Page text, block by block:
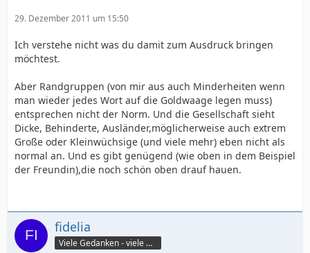
29. Dezember 2011 um 15:50
Ich verstehe nicht was du damit zum Ausdruck bringen
möchtest.
Aber Randgruppen (von mir aus auch Minderheiten wenn
man wieder jedes Wort auf die Goldwaage legen muss)
entsprechen nicht der Norm. Und die Gesellschaft sieht
Dicke, Behinderte, Ausländer,möglicherweise auch extrem
Große oder Kleinwüchsige (und viele mehr) eben nicht als
normal an. Und es gibt genügend (wie oben in dem Beispiel
der Freundin),die noch schön oben drauf hauen.
fidelia
Viele Gedanken - viele Worte